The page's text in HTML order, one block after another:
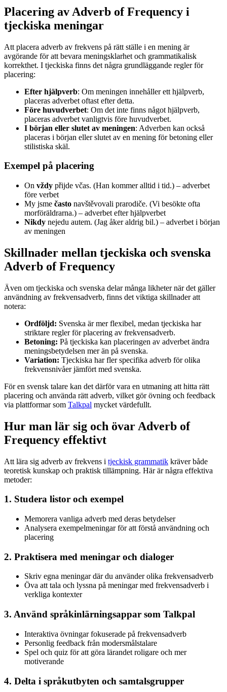
Placering av Adverb of Frequency i
tjeckiska meningar
Att placera adverb av frekvens på rätt ställe i en mening är
avgörande för att bevara meningsklarhet och grammatikalisk
korrekthet. I tjeckiska finns det några grundläggande regler för
placering:
Efter hjälpverb: Om meningen innehåller ett hjälpverb,
placeras adverbet oftast efter detta.
Före huvudverbet: Om det inte finns något hjälpverb,
placeras adverbet vanligtvis före huvudverbet.
I början eller slutet av meningen: Adverben kan också
placeras i början eller slutet av en mening för betoning eller
stilistiska skäl.
Exempel på placering
On vždy přijde včas. (Han kommer alltid i tid.) – adverbet
före verbet
My jsme často navštěvovali prarodiče. (Vi besökte ofta
morföräldrarna.) – adverbet efter hjälpverbet
Nikdy nejedu autem. (Jag åker aldrig bil.) – adverbet i början
av meningen
Skillnader mellan tjeckiska och svenska
Adverb of Frequency
Även om tjeckiska och svenska delar många likheter när det gäller
användning av frekvensadverb, finns det viktiga skillnader att
notera:
Ordföljd: Svenska är mer flexibel, medan tjeckiska har
striktare regler för placering av frekvensadverb.
Betoning: På tjeckiska kan placeringen av adverbet ändra
meningsbetydelsen mer än på svenska.
Variation: Tjeckiska har fler specifika adverb för olika
frekvensnivåer jämfört med svenska.
För en svensk talare kan det därför vara en utmaning att hitta rätt
placering och använda rätt adverb, vilket gör övning och feedback
via plattformar som Talkpal mycket värdefullt.
Hur man lär sig och övar Adverb of
Frequency effektivt
Att lära sig adverb av frekvens i tjeckisk grammatik kräver både
teoretisk kunskap och praktisk tillämpning. Här är några effektiva
metoder:
1. Studera listor och exempel
Memorera vanliga adverb med deras betydelser
Analysera exempelmeningar för att förstå användning och
placering
2. Praktisera med meningar och dialoger
Skriv egna meningar där du använder olika frekvensadverb
Öva att tala och lyssna på meningar med frekvensadverb i
verkliga kontexter
3. Använd språkinlärningsappar som Talkpal
Interaktiva övningar fokuserade på frekvensadverb
Personlig feedback från modersmålstalare
Spel och quiz för att göra lärandet roligare och mer
motiverande
4. Delta i språkutbyten och samtalsgrupper